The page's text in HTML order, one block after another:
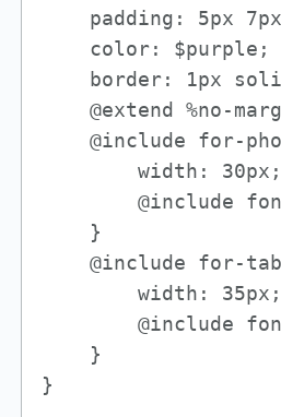
padding: 5px
    color: $purple;
border: 1px
@extend %no-
@include for-
        width: 30px;
@include
    }
@include for-
        width: 35px;
@include
    }
}